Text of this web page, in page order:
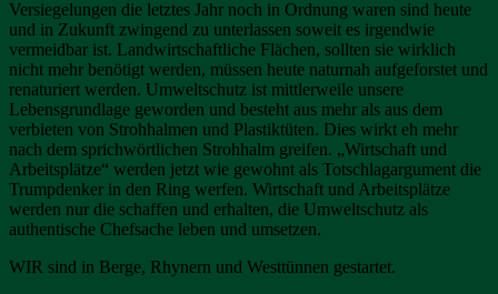
Versiegelungen die letztes Jahr noch in Ordnung waren sind heute
und in Zukunft zwingend zu unterlassen soweit es irgendwie
vermeidbar ist. Landwirtschaftliche Flächen, sollten sie wirklich
nicht mehr benötigt werden, müssen heute naturnah aufgeforstet und
renaturiert werden. Umweltschutz ist mittlerweile unsere
Lebensgrundlage geworden und besteht aus mehr als aus dem
verbieten von Strohhalmen und Plastiktüten. Dies wirkt eh mehr
nach dem sprichwörtlichen Strohhalm greifen. „Wirtschaft und
Arbeitsplätze“ werden jetzt wie gewohnt als Totschlagargument die
Trumpdenker in den Ring werfen. Wirtschaft und Arbeitsplätze
werden nur die schaffen und erhalten, die Umweltschutz als
authentische Chefsache leben und umsetzen.
WIR sind in Berge, Rhynern und Westtünnen gestartet.